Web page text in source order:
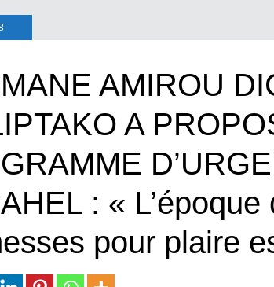
AMIROU
A
: «
pour plaire